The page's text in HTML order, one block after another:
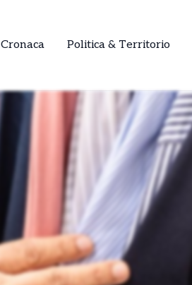
Cronaca Politica & Territorio